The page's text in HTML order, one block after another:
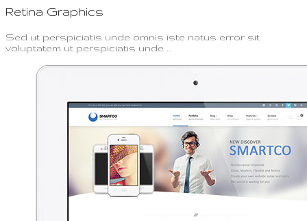
Retina Graphics
Sed ut perspiciatis unde omnis iste natus error sit
voluptatem ut perspiciatis unde …